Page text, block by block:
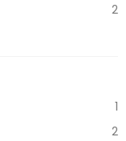
2
1
2